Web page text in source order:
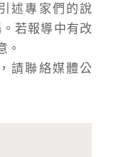
述專家們的說
若報導中有改
。
請聯絡媒體公